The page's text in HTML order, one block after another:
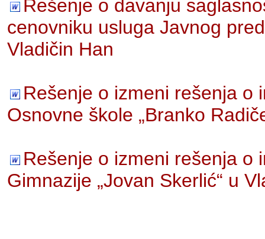
Rešenje o davanju
cenovniku usluga Javnog
Vladičin Han
Rešenje o izmeni rešenja o
Osnovne škole „Branko
Rešenje o izmeni rešenja o
Gimnazije „Jovan Skerlić“ u